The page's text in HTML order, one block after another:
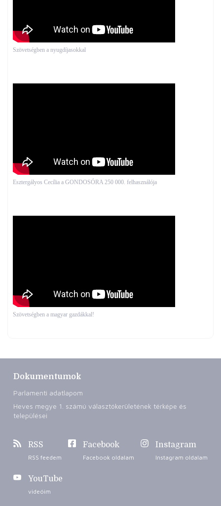
Szövetségben a nyugdíjasokkal
Esztergályos Cecília a GONDOSÓRA 250 000. felhasználója
Szövetségben a magyar gazdákkal!
Dokumentumok
Parlamenti adatlapom
Heves megye 1. számú választókerületének térképe és
települései
RSS
RSS feedem
Facebook
Facebook oldalam
Instagram
Instagram oldalam
YouTube
videóim